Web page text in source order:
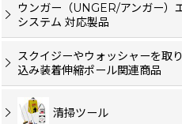
ウンガー（UNGER/アンガー）
システム 対応製品
スクイジーやウォッシャーを取
込み装着伸縮ポール関連商品
清掃ツール